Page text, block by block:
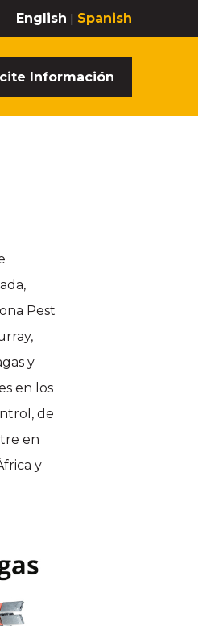
English Spanish
Información
Pest
y
en los
de
en
y